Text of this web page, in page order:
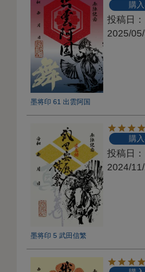
墨将印 61 出雲阿国
購
投稿日
2025/
墨将印 5 武田信繁
購
投稿日
2024/